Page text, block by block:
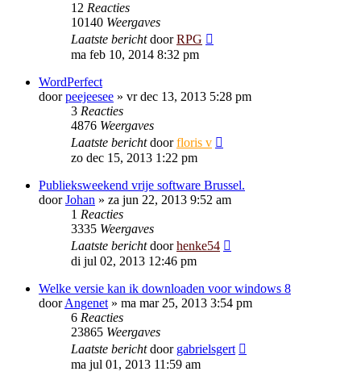
12 Reacties
10140 Weergaves
Laatste berichtdoorRPG
ma feb 10, 2014 8:32 pm
WordPerfect
doorpeejeesee » vr dec 13, 2013 5:28 pm
3 Reacties
4876 Weergaves
Laatste berichtdoorfloris v
zo dec 15, 2013 1:22 pm
Publieksweekend vrije software Brussel.
doorJohan » za jun 22, 2013 9:52 am
1 Reacties
3335 Weergaves
Laatste berichtdoorhenke54
di jul 02, 2013 12:46 pm
Welke versie kan ik downloaden voor windows 8
doorAngenet » ma mar 25, 2013 3:54 pm
6 Reacties
23865 Weergaves
Laatste berichtdoor gabrielsgert
ma jul 01, 2013 11:59 am